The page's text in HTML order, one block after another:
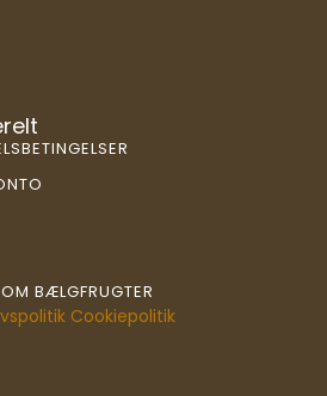
BÆLGFRUGTER
Cookiepolitik